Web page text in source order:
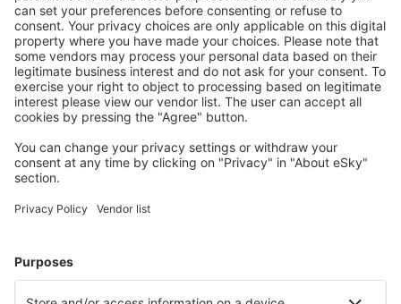
Cazarea preferată
Alege din peste 1,3 mil. de opţiuni: hoteluri, cabane,
apartamente și altele.
Cele mai căutate hoteluri de către utilizatorii eSky
Hoteluri în Portugalia - Orașe populare
Hoteluri în Portimao